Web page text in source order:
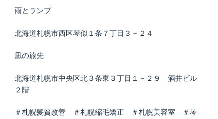
雨とランプ
北海道札幌市西区琴似１条７丁目３－２４
凪の旅先
北海道札幌市中央区北３条東３丁目１－２９ 酒井ビル
２階
＃札幌髪質改善 ＃札幌縮毛矯正 ＃札幌美容室 ＃琴